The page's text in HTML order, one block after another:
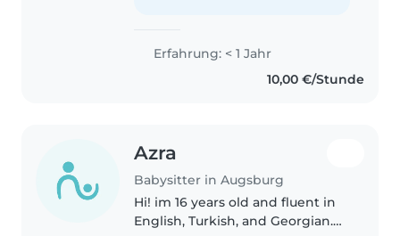
Erfahrung: < 1 Jahr
10,00 €/Stunde
Azra
Babysitter in Augsburg
Hi! im 16 years old and fluent in
English, Turkish, and Georgian.